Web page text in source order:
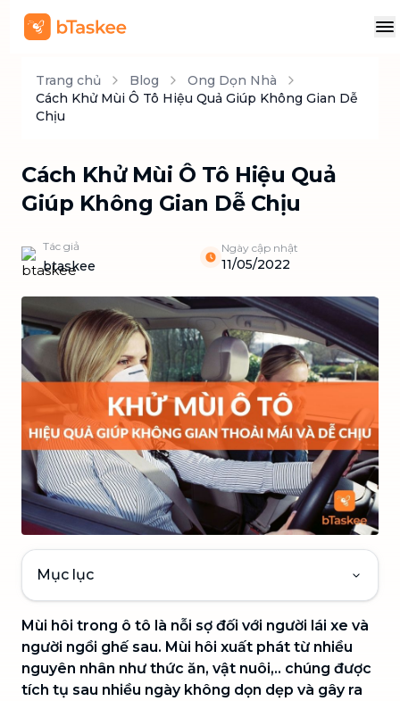
Trang chủ Blog
Ong Dọn Nhà
Cách Khử Mùi Ô Tô Hiệu Quả Giúp Không Gian Dễ
Chịu
Cách Khử Mùi Ô Tô Hiệu Quả
Giúp Không Gian Dễ Chịu
Tác giả
btaskee
Ngày cập nhật
11/05/2022
Mục lục
Mùi hôi trong ô tô là nỗi sợ đối với người lái xe và
người ngồi ghế sau. Mùi hôi xuất phát từ nhiều
nguyên nhân như thức ăn, vật nuôi,.. chúng được
tích tụ sau nhiều ngày không dọn dẹp và gây ra